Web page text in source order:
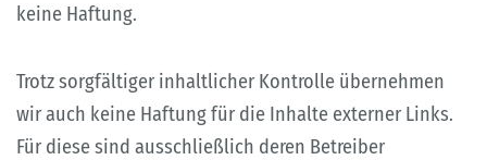
keine Haftung.
Trotz sorgfältiger inhaltlicher Kontrolle übernehmen
wir auch keine Haftung für die Inhalte externer Links.
Für diese sind ausschließlich deren Betreiber